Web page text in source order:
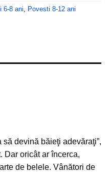
6-8 ani, Povesti 8-12 ani
devină băieţi adevăraţi”,
Dar oricât ar încerca,
de belele. Vânători de